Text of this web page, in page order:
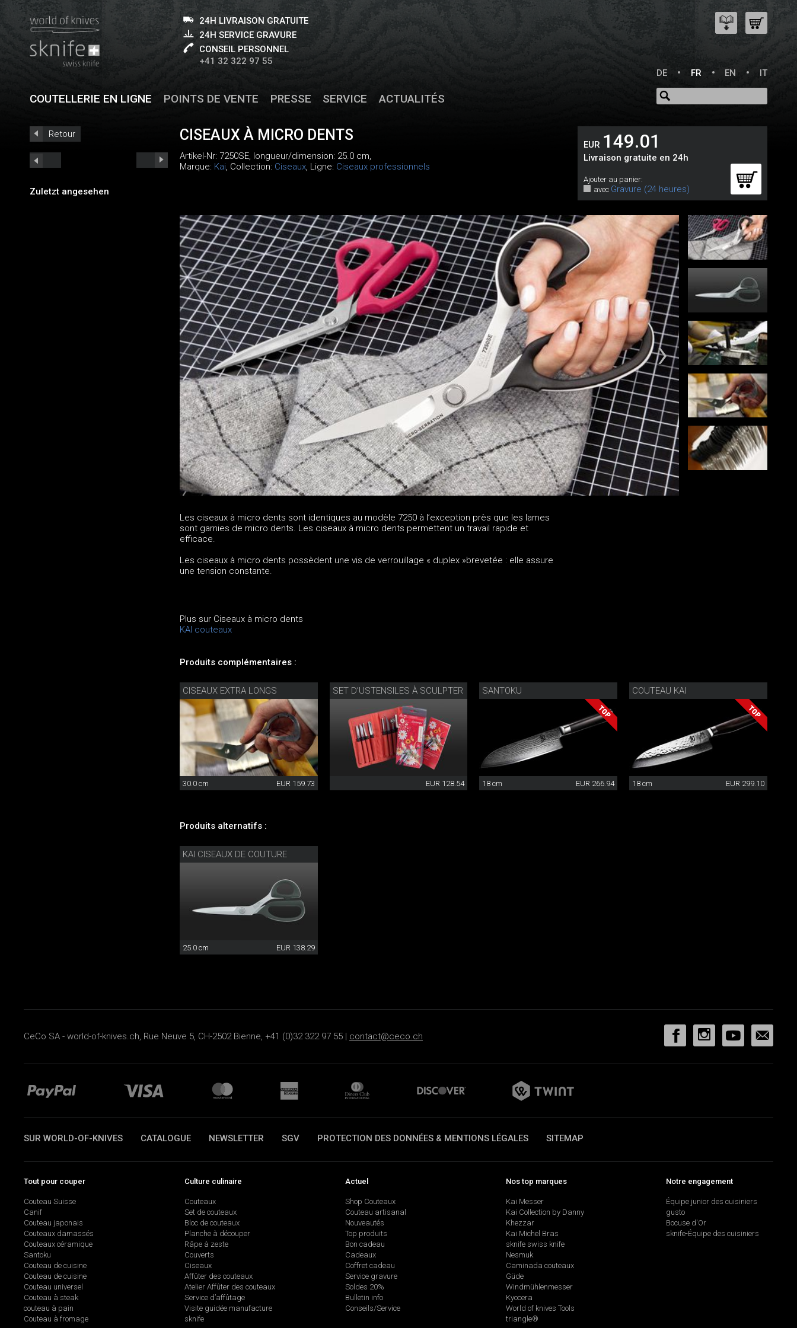
24H LIVRAISON GRATUITE
24H SERVICE GRAVURE
CONSEIL PERSONNEL
+41 32 322 97 55
DE
FR EN IT
COUTELLERIE EN LIGNE POINTS DE VENTE PRESSE SERVICE ACTUALITÉS
Retour
Zuletzt angesehen
CISEAUX À MICRO DENTS
Artikel-Nr: 7250SE, longueur/dimension: 25.0 cm,
Marque: Kai, Collection: Ciseaux, Ligne: Ciseaux professionnels
EUR 149.01
Livraison gratuite en 24h
Ajouter au panier:
avec Gravure (24 heures)
Les ciseaux à micro dents sont identiques au modèle 7250 à l’exception près que les lames
sont garnies de micro dents. Les ciseaux à micro dents permettent un travail rapide et
efficace.
Les ciseaux à micro dents possèdent une vis de verrouillage « duplex »brevetée : elle assure
une tension constante.
Plus sur Ciseaux à micro dents
KAI couteaux
Produits complémentaires :
CISEAUX EXTRA LONGS
30.0 cm EUR 159.73
SET D’USTENSILES À SCULPTER
EUR 128.54
SANTOKU
18 cm EUR 266.94
COUTEAU KAI
18 cm EUR 299.10
Produits alternatifs :
KAI CISEAUX DE COUTURE
25.0 cm EUR 138.29
CeCo SA - world-of-knives.ch, Rue Neuve 5, CH-2502 Bienne, +41 (0)32 322 97 55 | contact@ceco.ch
SUR WORLD-OF-KNIVES CATALOGUE NEWSLETTER SGV PROTECTION DES DONNÉES & MENTIONS LÉGALES SITEMAP
Tout pour couper
Couteau Suisse
Canif
Couteau japonais
Couteaux damassés
Couteaux céramique
Santoku
Couteau de cuisine
Couteau de cuisine
Couteau universel
Couteau à steak
couteau à pain
Couteau à fromage
Culture culinaire
Couteaux
Set de couteaux
Bloc de couteaux
Planche à découper
Râpe à zeste
Couverts
Ciseaux
Affûter des couteaux
Atelier Affûter des couteaux
Service d’affûtage
Visite guidée manufacture
sknife
Actuel
Shop Couteaux
Couteau artisanal
Nouveautés
Top produits
Bon cadeau
Cadeaux
Coffret cadeau
Service gravure
Soldes 20%
Bulletin info
Conseils/Service
Nos top marques
Kai Messer
Kai Collection by Danny
Khezzar
Kai Michel Bras
sknife swiss knife
Nesmuk
Caminada couteaux
Güde
Windmühlenmesser
Kyocera
World of knives Tools
triangle®
Notre engagement
Équipe junior des cuisiniers
gusto
Bocuse d'Or
sknife-Équipe des cuisiniers